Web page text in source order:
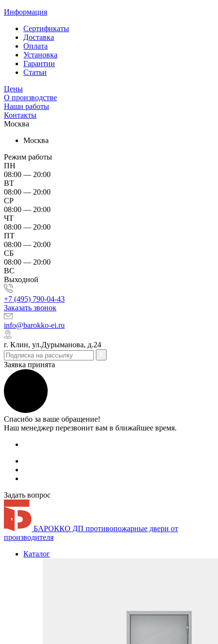
Информация
Сертификаты
Доставка
Оплата
Установка
Гарантии
Статьи
Цены
О производстве
Наши работы
Контакты
Москва
Москва
Режим работы
ПН
08:00 — 20:00
ВТ
08:00 — 20:00
СР
08:00 — 20:00
ЧТ
08:00 — 20:00
ПТ
08:00 — 20:00
СБ
08:00 — 20:00
ВС
Выходной
+7 (495) 790-04-43
Заказать звонок
info@barokko-ei.ru
г. Клин, ул.Дурыманова, д.24
Заявка принята
Спасибо за ваше обращение!
Наш менеджер перезвонит вам в ближайшее время.
Задать вопрос
БАРОККО ДП противопожарные двери от
производителя
Каталог